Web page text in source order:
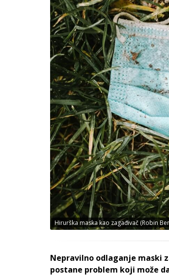
Hirurška maska kao zagađivač (Robin
Nepravilno odlaganje maski
postane problem koji može